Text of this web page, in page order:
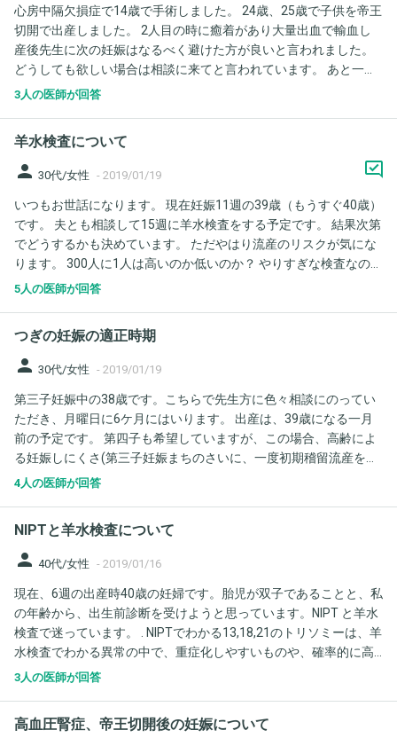
心房中隔欠損症で14歳で手術しました。 24歳、25歳で子供を帝王
切開で出産しました。 2人目の時に癒着があり大量出血で輸血し
産後先生に次の妊娠はなるべく避けた方が良いと言われました。
どうしても欲しい場合は相談に来てと言われています。 あと一人
欲しいので下の子が1歳になる頃相談に行こうと思ってますがそち
らいましたが正常で問題はないと言われてます。 先生に直接聞く
のが良いと思いますが次回の病院までまだまだ先なのでその前に
3人の医師が回答
羊水検査について
person 30代/女性 - 2019/01/19
いつもお世話になります。 現在妊娠11週の39歳（もうすぐ40歳）
です。 夫とも相談して15週に羊水検査をする予定です。 結果次第
でどうするかも決めています。 ただやはり流産のリスクが気にな
ります。 300人に1人は高いのか低いのか？ やりすぎな検査なので
しょうか？
5人の医師が回答
つぎの妊娠の適正時期
person 30代/女性 - 2019/01/19
第三子妊娠中の38歳です。こちらで先生方に色々相談にのってい
ただき、月曜日に6ケ月にはいります。 出産は、39歳になる一月
前の予定です。 第四子も希望していますが、この場合、高齢によ
る妊娠しにくさ(第三子妊娠まちのさいに、一度初期稽留流産をし
ました)と、産後からだをやすめ子宮をやすませる期間とのバラン
体がすこしでも若いうちにという気持ちでいますが、半年で妊活
は、あぶないでしょうか? どうぞよろしくお願いいたします。
4人の医師が回答
NIPTと羊水検査について
person 40代/女性 - 2019/01/16
現在、6週の出産時40歳の妊婦です。胎児が双子であることと、私
の年齢から、出生前診断を受けようと思っています。NIPT と羊水
検査で迷っています。 . NIPTでわかる13,18,21のトリソミーは、羊
水検査でわかる異常の中で、重症化しやすいものや、確率的に高
いものと考えてよいのでしょうか？ . 羊水検査で分かるその他の異
のがあるのでしょうか？
3人の医師が回答
高血圧腎症、帝王切開後の妊娠について